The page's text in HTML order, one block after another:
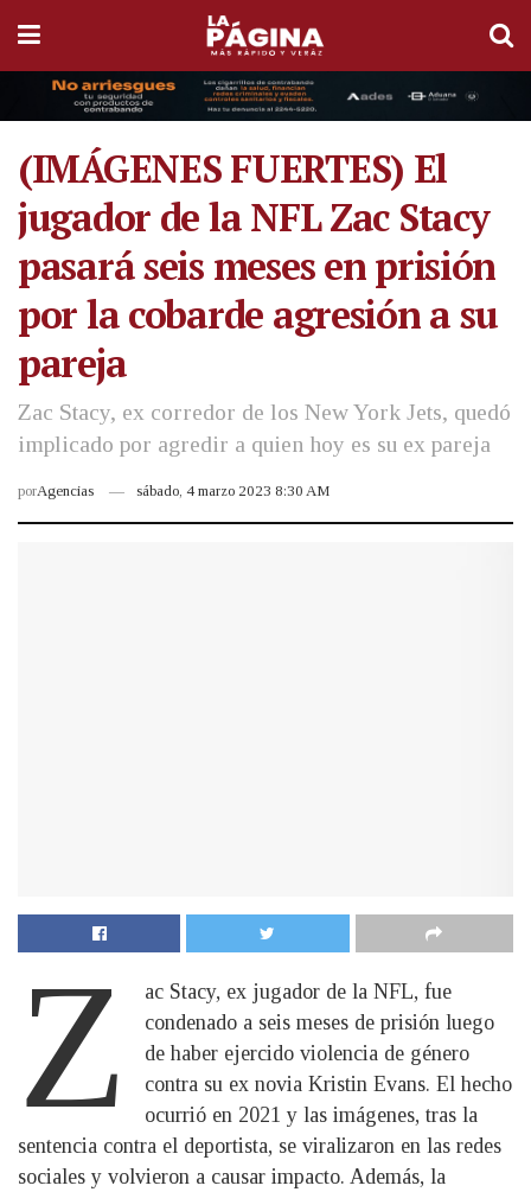
(IMÁGENES FUERTES) El
jugador de la NFL Zac Stacy
pasará seis meses en prisión
por la cobarde agresión a su
pareja
Zac Stacy, ex corredor de los New York Jets, quedó
implicado por agredir a quien hoy es su ex pareja
porAgencias sábado, 4 marzo 2023 8:30 AM
Z
ac Stacy, ex jugador de la NFL, fue
condenado a seis meses de prisión luego
de haber ejercido violencia de género
contra su ex novia Kristin Evans. El hecho
ocurrió en 2021 y las imágenes, tras la
sentencia contra el deportista, se viralizaron en las redes
sociales y volvieron a causar impacto. Además, la